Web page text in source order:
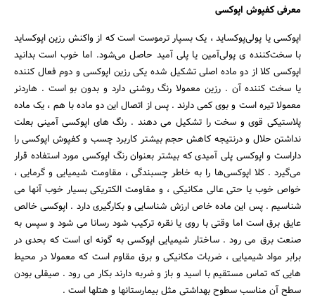
معرفی کفپوش اپوکسی
اپوکسی یا پولی‌پوکساید ، یک بسپار ترموست است که از واکنش رزین اپوکساید
با سخت‌کننده ی پولی‌آمین یا پلی آمید حاصل می‌شود. اما خوب است بدانید
اپوکسی کلا از دو ماده اصلی تشکیل شده یکی رزین اپوکسی و دوم فعال کننده
یا سخت کننده آن . رزین معمولا رنگ روشنی دارد و بدون بو است . هاردنر
معمولا تیره است و بوی کمی دارند . پس از اتصال این دو ماده با هم ، یک ماده
پلاستیکی قوی و سخت را تشکیل می دهند . رنگ های اپوکسی آمینی بعلت
نداشتن حلال و درنتیجه کاهش حجم بیشتر کاربرد چسب و کفپوش اپوکسی را
داراست و اپوکسی پلی آمیدی که بیشتر بعنوان رنگ اپوکسی مورد استفاده قرار
می‌گیرد . کلا اپوکسی‌ها را به خاطر چسبندگی ، مقاومت شیمیایی و گرمایی ،
خواص خوب یا حتی عالی مکانیکی ، و مقاومت الکتریکی بسیار خوب آنها می
شناسیم . پس این ماده خاص ارزش شناسایی و بکارگیری دارد . اپوکسی خالص
عایق برق است اما وقتی با روی یا نقره ترکیب شود رسانا می شود و سپس به
صنعت برق می رود . ساختار شیمیایی اپوکسی به گونه ای است که بحدی در
برابر مواد شیمیایی ، ضربات مکانیکی و برق مقاوم است که معمولا در محیط
هایی که تماس مستقیم با اسید و باز و ضربه دارند بکار می رود . صیقلی بودن
سطح آن مناسب سطوح بهداشتی مثل بیمارستانها و هتلها است .